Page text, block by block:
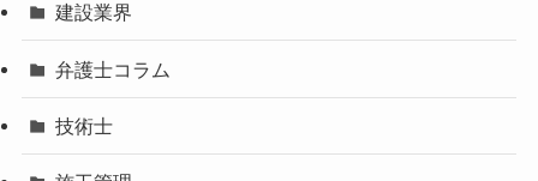
建設業界
弁護士コラム
技術士